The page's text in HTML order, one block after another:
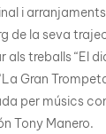
i
de la seva
als treballs “El
Gran
per músics
Tony Manero.